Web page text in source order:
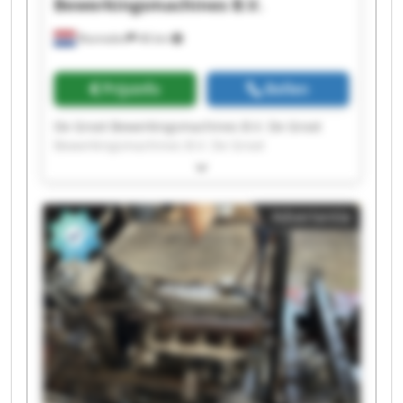
Rosmalen 46 km
Prijsinfo Bellen
De Groot Bewerkingsmachines B.V. De Groot
Bewerkingsmachines B.V. De Groot
Bewerkingsmachines B.V. De Groot
Bewerkingsmachines B.V. De Groot
Bewerkingsmachines B.V. De Groot
Bewerkingsmachines B.V. De Groot
Bewerkingsmachines B.V. De Groot
Bewerkingsmachines B.V. De Groot
Bewerkingsmachines B.V. De Groot
Bewerkingsmachines B.V. De Groot
Bewerkingsmachines B.V. De Groot
Bewerkingsmachines B.V. De Groot
Bewerkingsmachines B.V. De Groot
Advertentie